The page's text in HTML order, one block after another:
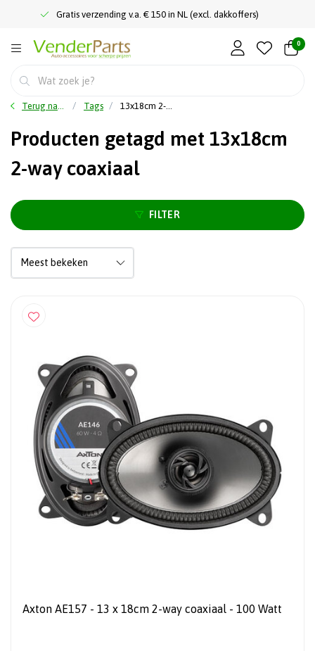
Gratis verzending v.a. € 150 in NL (excl. dakkoffers)
0
Terug naar home Tags 13x18cm 2-way coaxiaal
Producten getagd met 13x18cm
2-way coaxiaal
FILTER
Axton AE157 - 13 x 18cm 2-way coaxiaal - 100 Watt